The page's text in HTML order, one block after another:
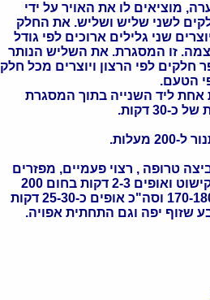
מוציאים לו את האויר על ידי
לשני שליש ושליש. את החלק
שני גלילים ארוכים לפי גודל
זו המסגרת. את השליש הנותר
לפי הרצון ויוצרים מכל חלק
הטעם.
אחת ליד השנייה בתוך המסגרת
דקות.
מעלות.
טרופה , רצוי פעמיים, מפזרים
2-3 דקות בחום 200
שזוף יפה וגם התחתית אפויה.